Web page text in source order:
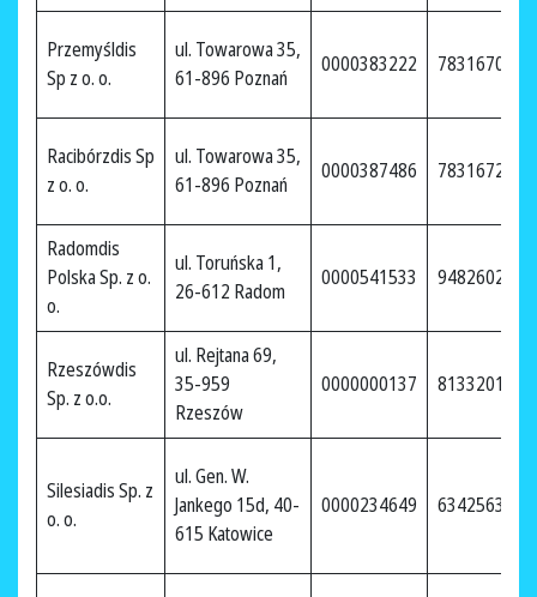
Przemyśldis
Sp z o. o.
ul. Towarowa 35,
61-896 Poznań
0000383222 7831670103
Racibórzdis Sp
z o. o.
ul. Towarowa 35,
61-896 Poznań
0000387486 7831672912
Radomdis
Polska Sp. z o.
o.
ul. Toruńska 1,
26-612 Radom
0000541533 9482602735
Rzeszówdis
Sp. z o.o.
ul. Rejtana 69,
35-959
Rzeszów
0000000137 8133201428
Silesiadis Sp. z
o. o.
ul. Gen. W.
Jankego 15d, 40-
615 Katowice
0000234649 6342563353